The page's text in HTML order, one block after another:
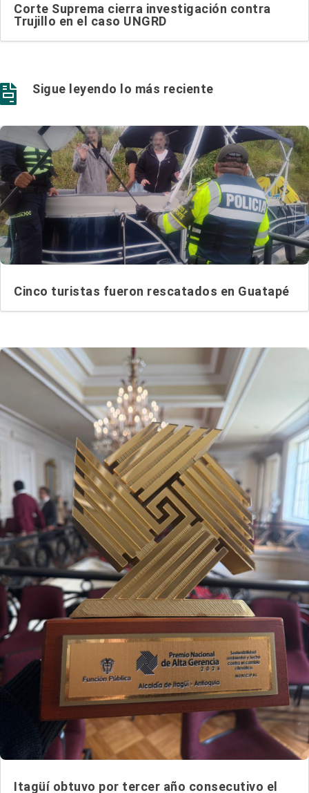
Corte Suprema cierra investigación contra
Trujillo en el caso UNGRD
 Sigue leyendo lo más reciente
Cinco turistas fueron rescatados en Guatapé
Itagüí obtuvo por tercer año consecutivo el